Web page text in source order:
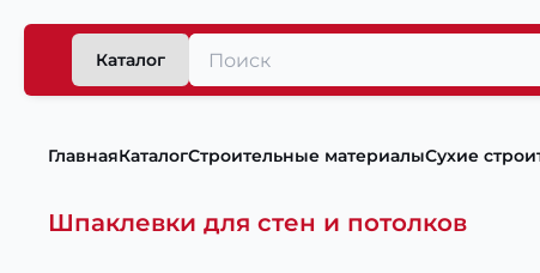
Каталог
ГлавнаяКаталогСтроительные материалыСухие
Шпаклевки для стен и потолков